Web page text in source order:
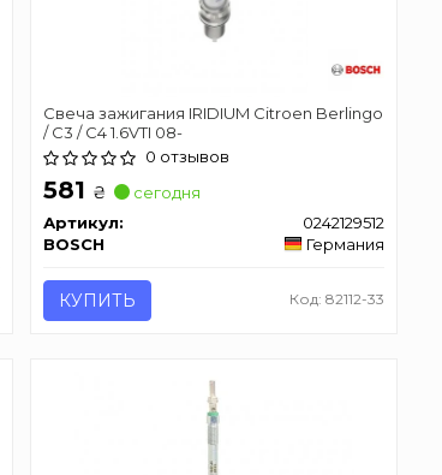
Свеча зажигания IRIDIUM Citroen Berlingo
/ C3 / C4 1.6VTI 08-
0 отзывов
581 ₴
сегодня
Артикул:
0242129512
BOSCH
Германия
КУПИТЬ Код: 82112-33